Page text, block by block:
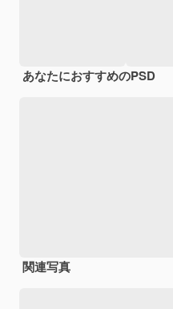
あなたにおすすめのPSD
関連写真